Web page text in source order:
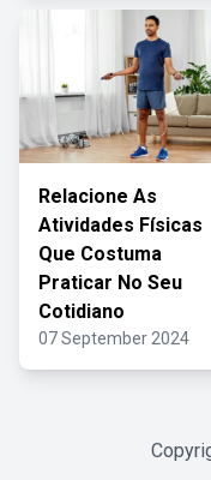
Relacione As
Atividades Físicas
Que Costuma
Praticar No Seu
Cotidiano
07 September 2024